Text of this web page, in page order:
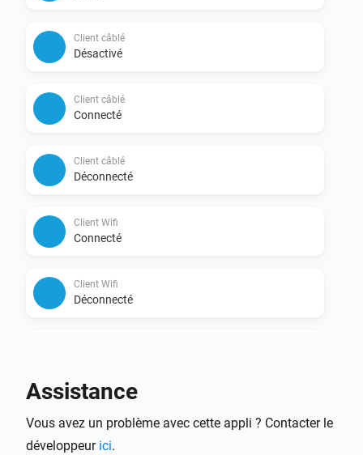
Client câblé
Désactivé
Client câblé
Connecté
Client câblé
Déconnecté
Client Wifi
Connecté
Client Wifi
Déconnecté
Signal changé
Assistance
Vous avez un problème avec cette appli ? Contacter le
développeur ici.